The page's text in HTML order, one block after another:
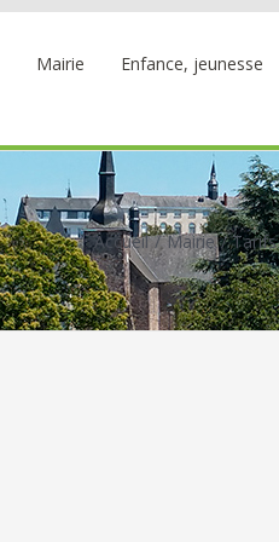
Mairie Enfance, jeunesse
Accueil Mairie Tarifs